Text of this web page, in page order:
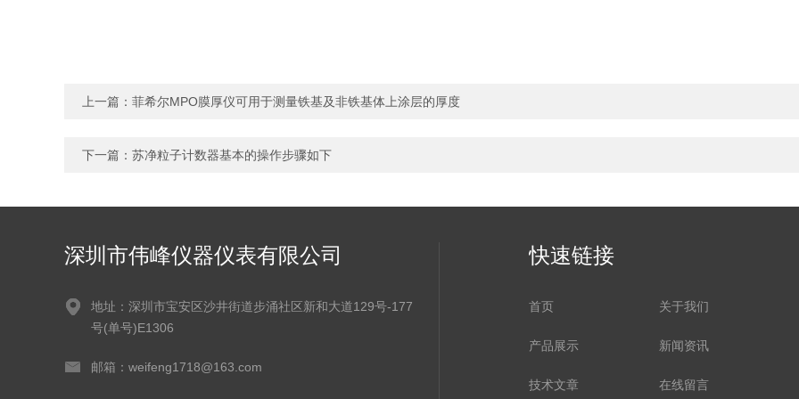
上一篇： 菲希尔MPO膜厚仪可用于测量铁基及非铁基体上涂层的厚度
下一篇： 苏净粒子计数器基本的操作步骤如下
深圳市伟峰仪器仪表有限公司
地址：深圳市宝安区沙井街道步涌社区新和大道129号-177
号(单号)E1306
邮箱：weifeng1718@163.com
快速链接
首页 关于我们
产品展示 新闻资讯
技术文章 在线留言